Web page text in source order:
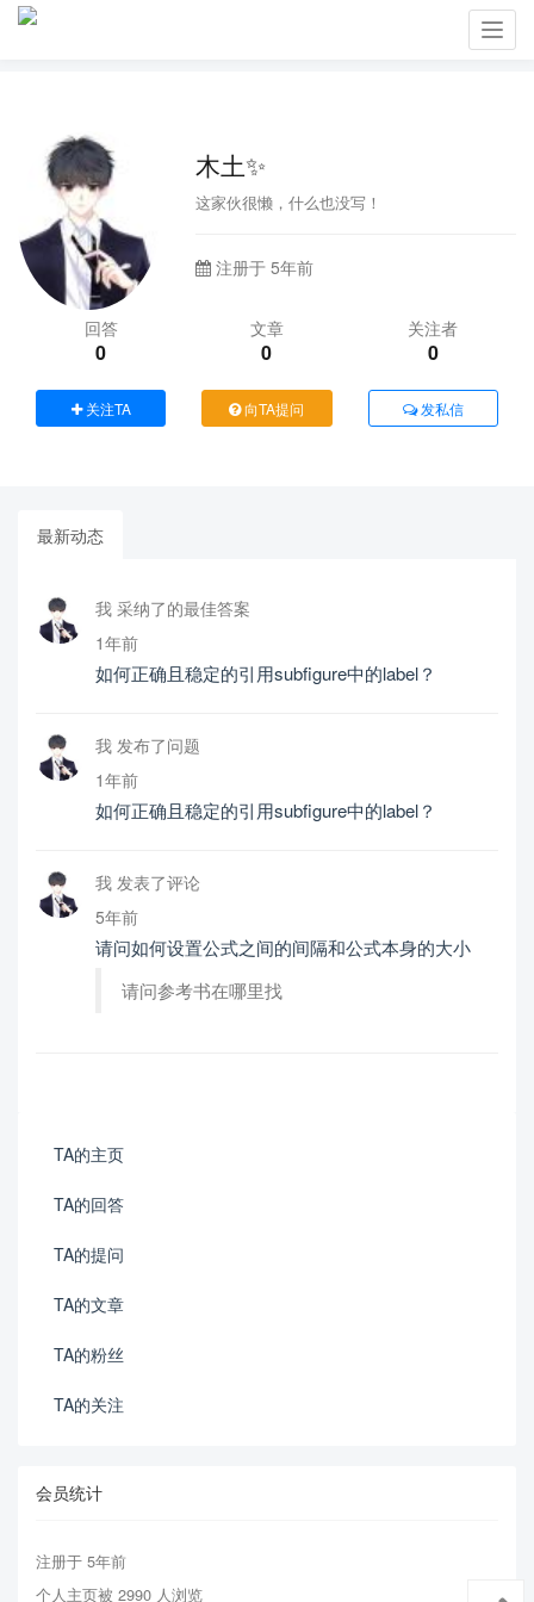
木土✨
这家伙很懒，什么也没写！
注册于 5年前
回答
0
文章
0
关注者
0
关注TA 向TA提问 发私信
最新动态
我 采纳了的最佳答案
1年前
如何正确且稳定的引用subfigure中的label？
我 发布了问题
1年前
如何正确且稳定的引用subfigure中的label？
我 发表了评论
5年前
请问如何设置公式之间的间隔和公式本身的大小
请问参考书在哪里找
TA的主页
TA的回答
TA的提问
TA的文章
TA的粉丝
TA的关注
会员统计
注册于 5年前
个人主页被 2990 人浏览